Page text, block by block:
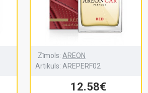
Zīmols: AREON
Artikuls: AREPERF02
12.58€